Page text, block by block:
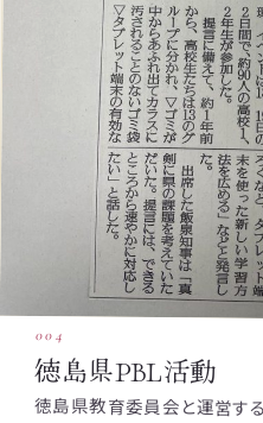
004
徳島県PBL活動
徳島県教育委員会と運営す
に挑む年間探究「キューブド
ら約60名が学校を超えてチ